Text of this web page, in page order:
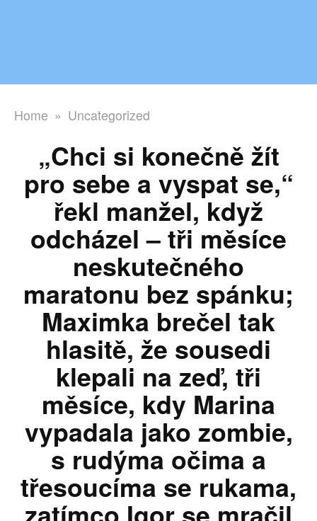
Home » Uncategorized
„Chci si konečně žít
pro sebe a vyspat se,“
řekl manžel, když
odcházel – tři měsíce
neskutečného
maratonu bez spánku;
Maximka brečel tak
hlasitě, že sousedi
klepali na zeď, tři
měsíce, kdy Marina
vypadala jako zombie,
s rudýma očima a
třesoucíma se rukama,